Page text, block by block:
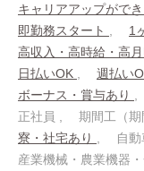
キャリアアップができ
即勤務スタート
1
高収入・高時給・高月
日払いOK
週払い
ボーナス・賞与あり
正社員
期間工（期
寮・社宅あり
自
産業機械・農業機器